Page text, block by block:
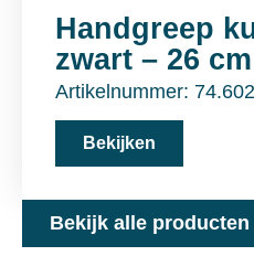
Handgreep
zwart – 26 cm
Artikelnummer:
Bekijken
Bekijk alle producten